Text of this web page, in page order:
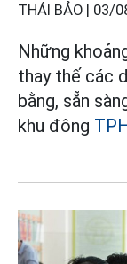
THÁI BẢO | 03/
Những
thay thế các
bằng, sẵn
khu đông